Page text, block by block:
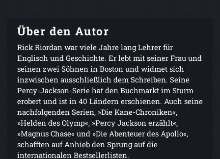
Über den Autor
Rick Riordan war viele Jahre lang Lehrer für
Englisch und Geschichte. Er lebt mit seiner Frau und
seinen zwei Söhnen in Boston und widmet sich
inzwischen ausschließlich dem Schreiben. Seine
Percy-Jackson-Serie hat den Buchmarkt im Sturm
erobert und ist in 40 Ländern erschienen. Auch seine
nachfolgenden Serien, »Die Kane-Chroniken«,
»Helden des Olymp«, »Percy Jackson erzählt«,
»Magnus Chase« und »Die Abenteuer des Apollo«,
schafften auf Anhieb den Sprung auf die
internationalen Bestsellerlisten.